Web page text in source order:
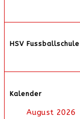
HSV Fussballschule
Kalender
August 2026